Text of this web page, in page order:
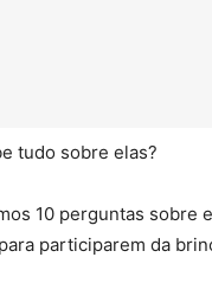
tudo sobre elas?
10 perguntas sobre
participarem da